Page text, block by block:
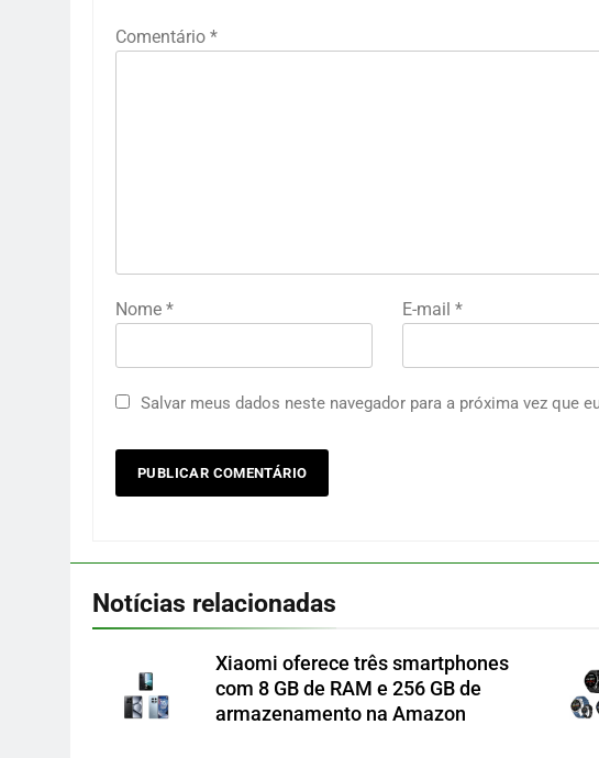
Comentário *
Nome * E-mail *
Salvar meus dados neste navegador para a próxima vez que
Notícias relacionadas
Xiaomi oferece três smartphones
com 8 GB de RAM e 256 GB de
armazenamento na Amazon